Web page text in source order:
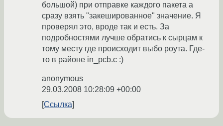
большой) при отправке каждого пакета а
сразу взять "закешированное" значение. Я
проверял это, вроде так и есть. За
подробностями лучше обратись к сырцам к
тому месту где происходит выбо роута. Где-
то в районе in_pcb.c :)
anonymous
29.03.2008 10:28:09 +00:00
Ссылка